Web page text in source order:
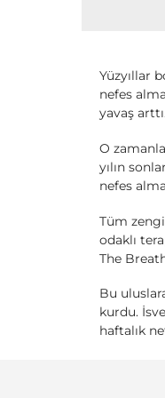
Yüzyıllar
nefes
yavaş
O
yılın
nefes
Tüm
odaklı
The
Bu
kurdu.
haftalık